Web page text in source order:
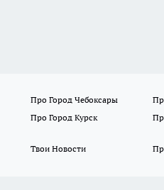
Про Город Чебоксары
Про Город Курск
Твои Новости